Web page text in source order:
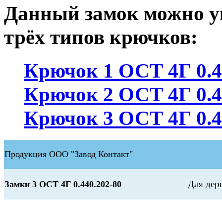
Данный замок можно
трёх типов крючков:
Крючок 1 ОСТ 4Г
Крючок 2 ОСТ 4Г
Крючок 3 ОСТ 4Г
Продукция ООО "Завод Контакт"
Замки 3 ОСТ 4Г 0.440.202-80 Для